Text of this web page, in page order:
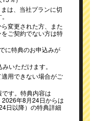
は、当社プランに切
変更された方、また
ご契約でない方は特
に特典のお申込みが
いただけます。
用できない場合がご
す。特典内容は
年8月24日からは
日以降）の特典詳細